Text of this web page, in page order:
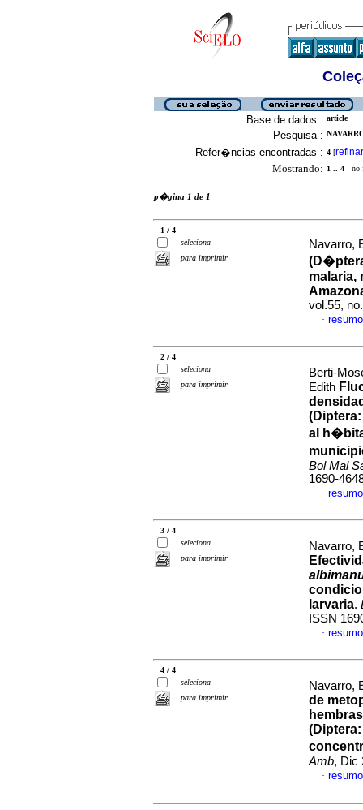
Base de dados : article
Pesquisa :
Refer�ncias encontradas : 4 [refinar
Mostrando: 1 .. 4 no
p�gina 1 de 1
1 / 4
seleciona
para imprimir
Navarro,
malaria,
vol.55,
·
2 / 4
seleciona
para imprimir
Berti-
Edith
al
Bol Mal
1690-
·
3 / 4
seleciona
para imprimir
Navarro,
larvaria.
ISSN
·
4 / 4
seleciona
para imprimir
Navarro,
de
Amb, Dic
·